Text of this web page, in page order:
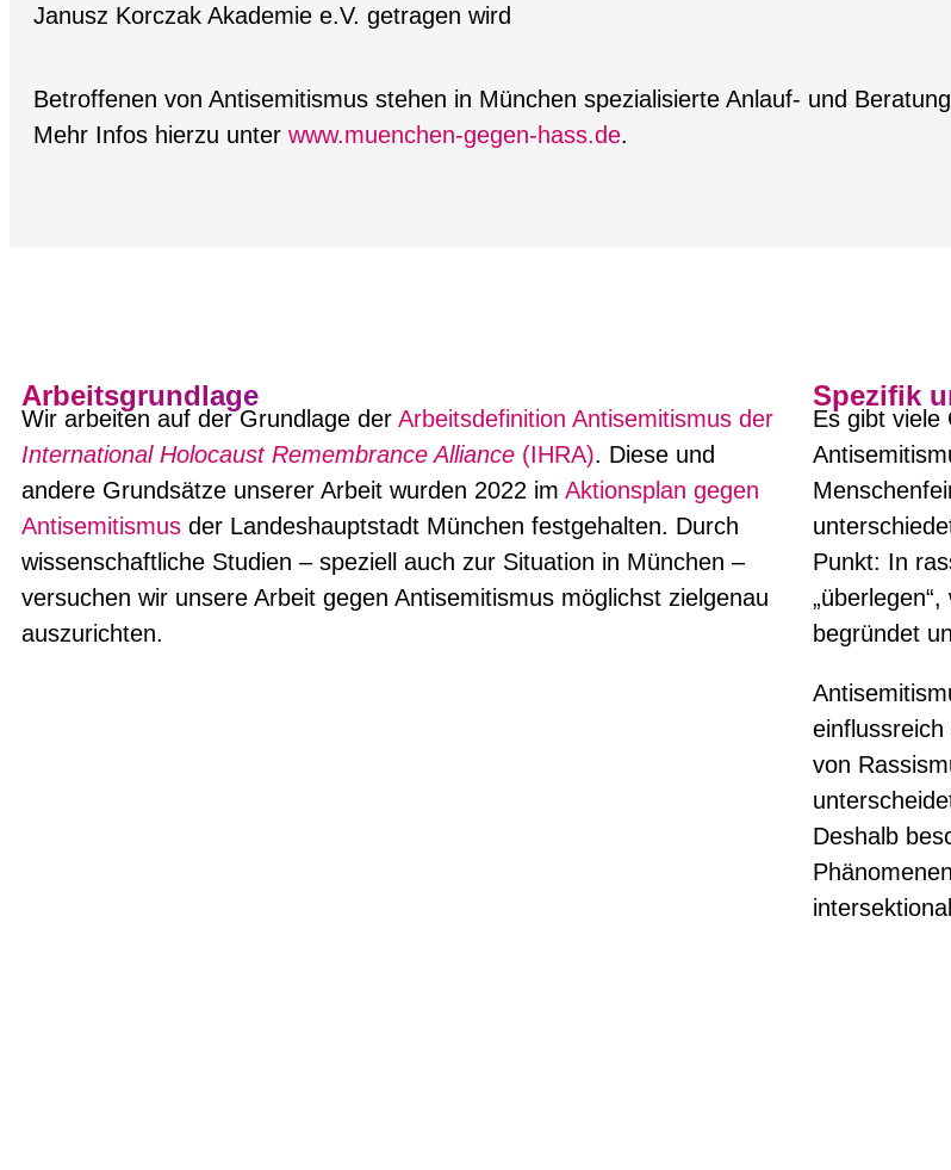
Janusz Korczak Akademie e.V. getragen wird
Betroffenen von Antisemitismus stehen in München spezialisierte Anlauf- und
Mehr Infos hierzu unter www.muenchen-gegen-hass.de.
Arbeitsgrundlage
Wir arbeiten auf der Grundlage der Arbeitsdefinition Antisemitismus der
International Holocaust Remembrance Alliance (IHRA). Diese und
andere Grundsätze unserer Arbeit wurden 2022 im Aktionsplan gegen
Antisemitismus der Landeshauptstadt München festgehalten. Durch
wissenschaftliche Studien – speziell auch zur Situation in München –
versuchen wir unsere Arbeit gegen Antisemitismus möglichst zielgenau
auszurichten.
Spezifik
Es gibt viele
Punkt: In
begründet
von
Deshalb